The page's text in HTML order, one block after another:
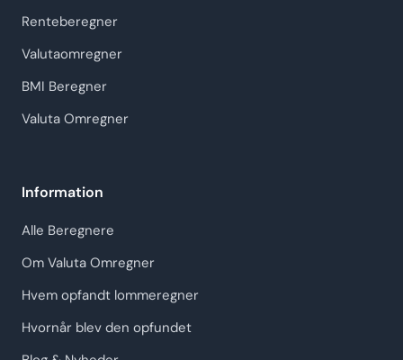
Renteberegner
Valutaomregner
BMI Beregner
Valuta Omregner
Information
Alle Beregnere
Om Valuta Omregner
Hvem opfandt lommeregner
Hvornår blev den opfundet